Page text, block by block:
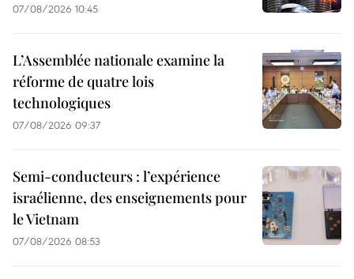
07/08/2026 10:45
L’Assemblée nationale examine la
réforme de quatre lois
technologiques
07/08/2026 09:37
Semi-conducteurs : l’expérience
israélienne, des enseignements pour
le Vietnam
07/08/2026 08:53